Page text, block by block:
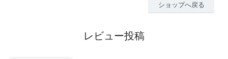
ショップへ戻る
レビュー投稿